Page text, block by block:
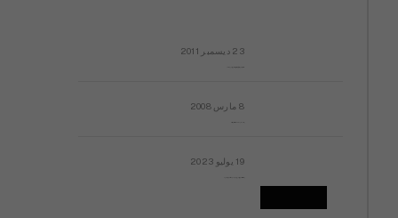
23 ديسمبر 2011
8 مارس 2008
19 يوليو 2023